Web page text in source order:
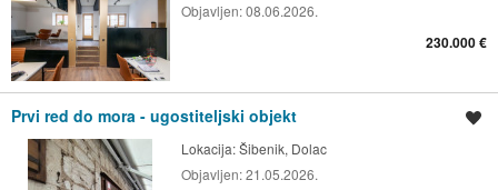
Objavljen:08.06.2026.
230.000 €
Prvi red do mora - ugostiteljski objekt
Lokacija:Šibenik, Dolac
Objavljen:21.05.2026.